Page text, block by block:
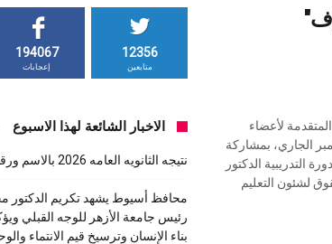
لأعضاء
أسيوط، تحت عنوان "آليات التحقيق والتصرف"، والتي انعقدت خلال الفترة من 1 حتى 3 سبتمبر الجاري، بمشاركة
التدريبية الدكتور
لشئون التعليم
12356
متابعين
194067
إعجابات
الاخبار الشائعة لهذا الاسبوع
نتيجه الثانويه العامه 2026 بالاسم ورقم الجلوس
محافظ أسيوط يشهد تكريم الدكتور
رئيس جامعة الأزهر للوجه القبلي
بناء الإنسان وترسيخ قيم الانتماء